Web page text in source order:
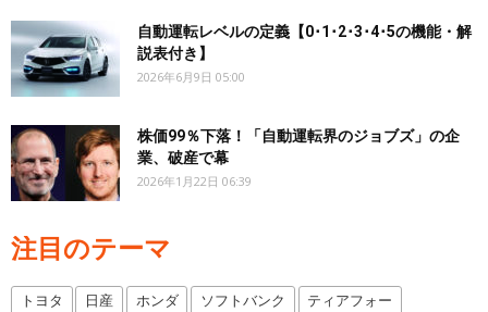
自動運転レベルの定義【0･1･2･3･4･5の機能・解
説表付き】
2026年6月9日 05:00
株価99％下落！「自動運転界のジョブズ」の企
業、破産で幕
2026年1月22日 06:39
注目のテーマ
トヨタ 日産 ホンダ ソフトバンク ティアフォー